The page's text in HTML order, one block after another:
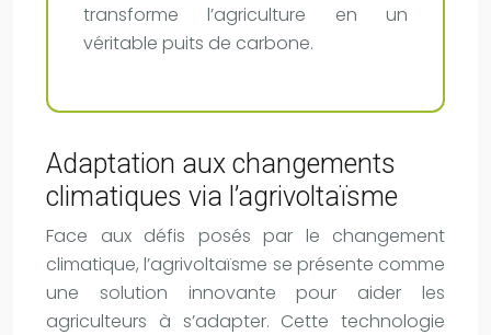
transforme l’agriculture en un
véritable puits de carbone.
Adaptation aux changements
climatiques via l’agrivoltaïsme
Face aux défis posés par le changement
climatique, l’agrivoltaïsme se présente comme
une solution innovante pour aider les
agriculteurs à s’adapter. Cette technologie